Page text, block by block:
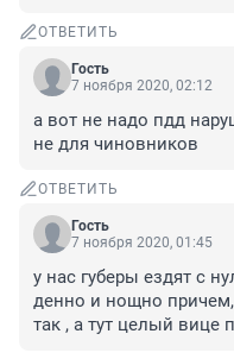
ОТВЕТИТЬ
Гость
7 ноября 2020, 02:12
а вот не надо пдд
не для чиновников
ОТВЕТИТЬ
Гость
7 ноября 2020, 01:45
у нас губеры ездят с
денно и нощно
так , а тут целый вице